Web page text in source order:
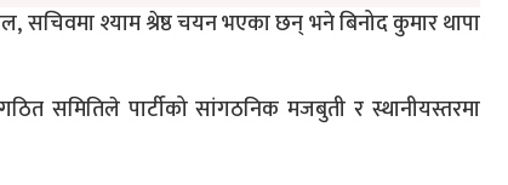
सचिवमा श्याम श्रेष्ठ चयन भएका छन् भने बिनोद कुमार थापा
समितिले पार्टीको सांगठनिक मजबुती र स्थानीयस्तरमा